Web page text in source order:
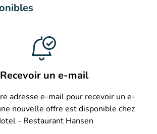
Recevoir un e-mail
adresse e-mail pour recevoir un e-
nouvelle offre est disponible chez
- Restaurant Hansen